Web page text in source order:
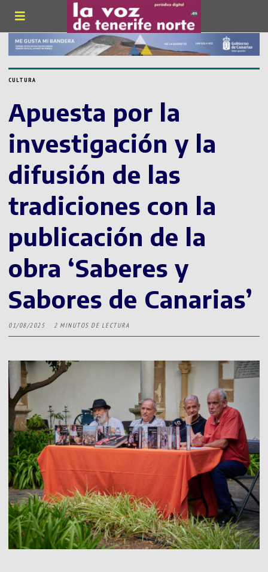
CULTURA
Apuesta por la
investigación y la
difusión de las
tradiciones con la
publicación de la
obra ‘Saberes y
Sabores de Canarias’
01/08/2025 2 MINUTOS DE LECTURA